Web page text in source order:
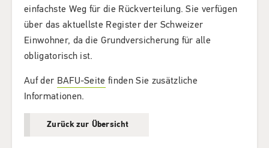
einfachste Weg für die Rückverteilung. Sie verfügen
über das aktuellste Register der Schweizer
Einwohner, da die Grundversicherung für alle
obligatorisch ist.
Auf der BAFU-Seite finden Sie zusätzliche
Informationen.
Zurück zur Übersicht